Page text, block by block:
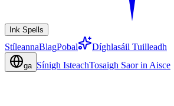
Ink Spells
StíleannaBlagPobal Díghlasáil Tuilleadh
ga Sínigh IsteachTosaigh Saor in Aisce